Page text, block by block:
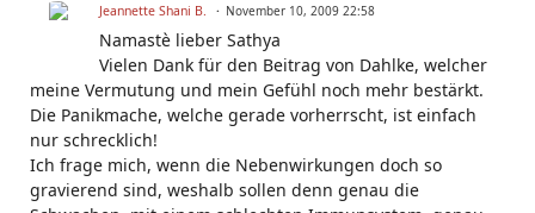
Jeannette Shani B. November 10, 2009 22:58
Namastè lieber Sathya
Vielen Dank für den Beitrag von Dahlke, welcher
meine Vermutung und mein Gefühl noch mehr bestärkt.
Die Panikmache, welche gerade vorherrscht, ist einfach
nur schrecklich!
Ich frage mich, wenn die Nebenwirkungen doch so
gravierend sind, weshalb sollen denn genau die